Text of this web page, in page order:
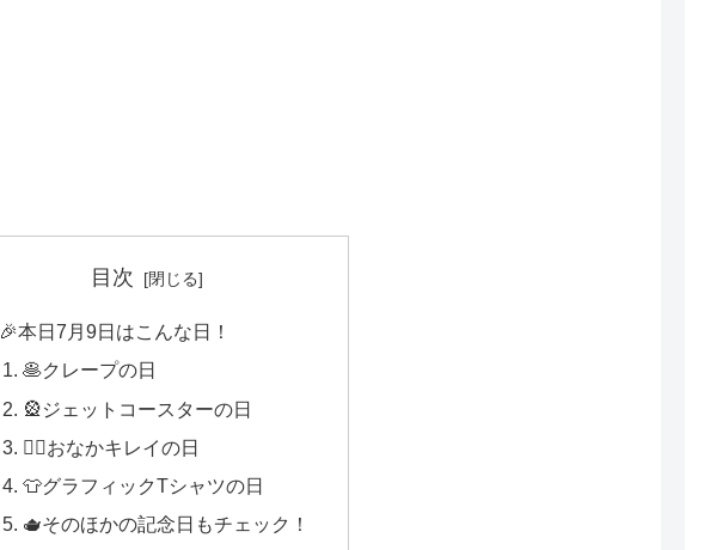
目次
🎉本日7月9日はこんな日！
🥞クレープの日
🎡ジェットコースターの日
🧘‍♀️おなかキレイの日
👕グラフィックTシャツの日
🫖そのほかの記念日もチェック！